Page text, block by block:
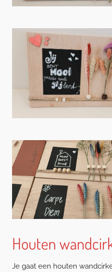
Houten
Je gaat een houten